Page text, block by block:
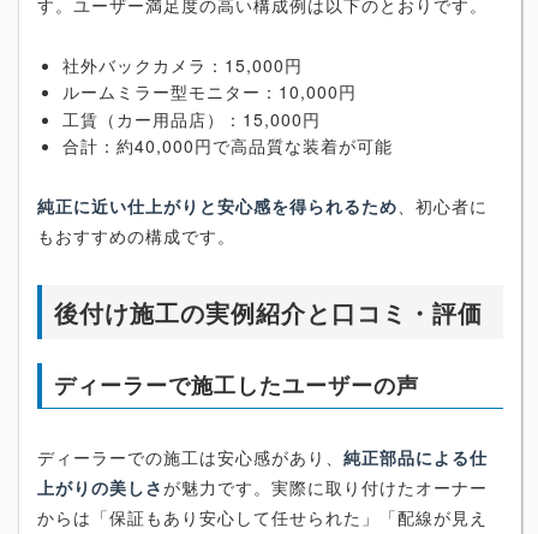
社外バックカメラ：15,000円
ルームミラー型モニター：10,000円
工賃（カー用品店）：15,000円
合計：約40,000円で高品質な装着が可能
純正に近い仕上がりと安心感を得られるため、初心者に
もおすすめの構成です。
後付け施工の実例紹介と口コミ・評価
ディーラーで施工したユーザーの声
ディーラーでの施工は安心感があり、 純正部品による仕
上がりの美しさが魅力です。実際に取り付けたオーナー
からは「保証もあり安心して任せられた」「配線が見え